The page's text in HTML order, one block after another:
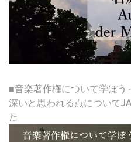
■音楽著作権について学ぼ
深いと思われる点について
た